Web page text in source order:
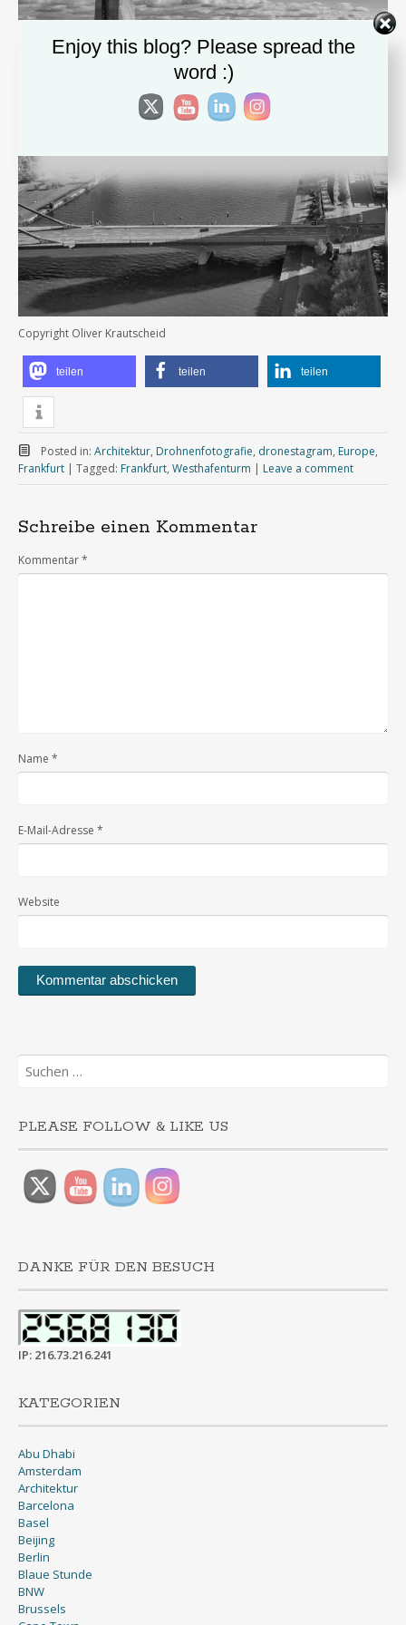
Copyright Oliver Krautscheid
teilen teilen teilen
Posted in: Architektur, Drohnenfotografie, dronestagram, Europe,
Frankfurt | Tagged: Frankfurt, Westhafenturm | Leave a comment
Schreibe einen Kommentar
Kommentar*
Name *
E-Mail-Adresse *
Website
Suchen
nach:
PLEASE FOLLOW & LIKE US
DANKE FÜR DEN BESUCH
IP: 216.73.216.241
KATEGORIEN
Abu Dhabi
Amsterdam
Architektur
Barcelona
Basel
Beijing
Berlin
Blaue Stunde
BNW
Brussels
Enjoy this blog? Please spread the
word :)